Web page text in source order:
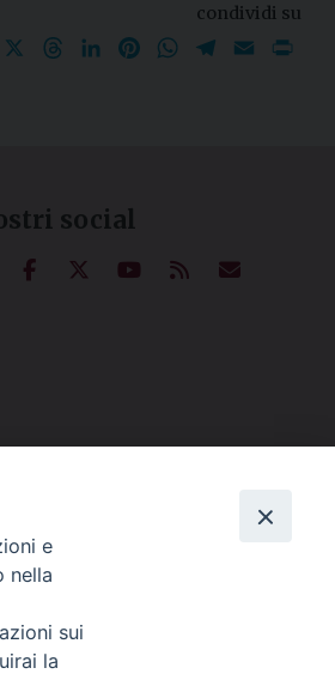
condividi su
Facebook ThreadsLinkedInPinterestWhatsApp
Telegram
Email
social
e
nella
sui
la